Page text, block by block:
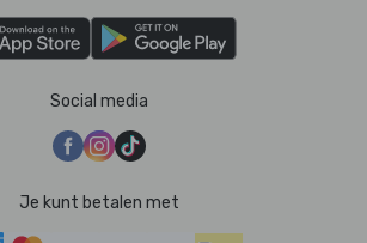
Social media
Je kunt betalen met